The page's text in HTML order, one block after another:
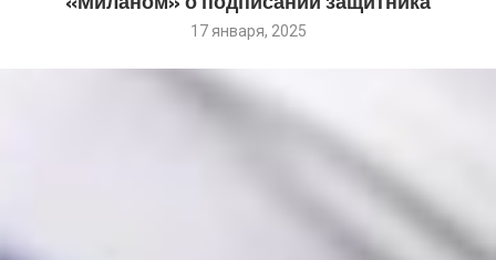
17 января, 2025